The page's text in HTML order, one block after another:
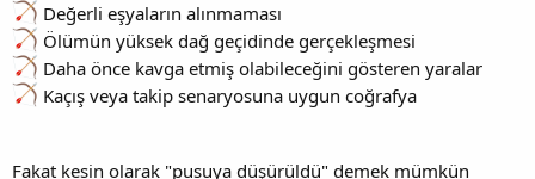
Değerli eşyaların alınmaması
Ölümün yüksek dağ geçidinde gerçekleşmesi
Daha önce kavga etmiş olabileceğini gösteren yaralar
Kaçış veya takip senaryosuna uygun coğrafya
Fakat kesin olarak "pusuya düşürüldü" demek mümkün